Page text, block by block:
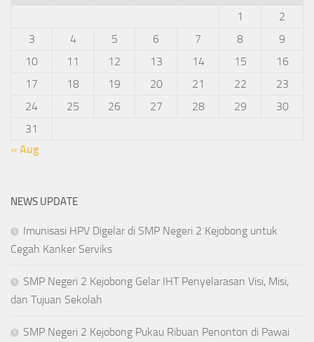
1
2
3
4 5 6 7 8
9
10
11 12 13 14 15
16
17
18 19 20 21 22
23
24
25 26 27 28 29
30
31
« Aug
NEWS UPDATE
Imunisasi HPV Digelar di SMP Negeri 2 Kejobong untuk
Cegah Kanker Serviks
SMP Negeri 2 Kejobong Gelar IHT Penyelarasan Visi, Misi,
dan Tujuan Sekolah
SMP Negeri 2 Kejobong Pukau Ribuan Penonton di Pawai